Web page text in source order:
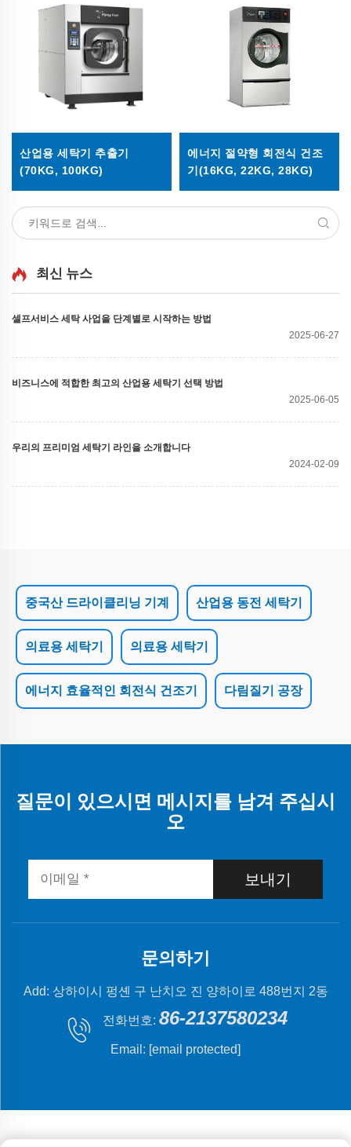
산업용 세탁기 추출기
(70KG, 100KG)
에너지 절약형 회전식 건조
기(16KG, 22KG, 28KG)
최신 뉴스
셀프서비스 세탁 사업을 단계별로 시작하는 방법
2025-06-27
비즈니스에 적합한 최고의 산업용 세탁기 선택 방법
2025-06-05
우리의 프리미엄 세탁기 라인을 소개합니다
2024-02-09
중국산 드라이클리닝 기계 산업용 동전 세탁기
의료용 세탁기 의료용 세탁기
에너지 효율적인 회전식 건조기 다림질기 공장
질문이 있으시면 메시지를 남겨 주십시
오
보내기
문의하기
Add: 상하이시 펑셴 구 난치오 진 양하이로 488번지 2동
전화번호: 86-2137580234
Email: [email protected]